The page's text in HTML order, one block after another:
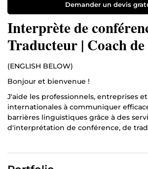
Demander un devis
Interprète de
Traducteur | Coach de
(Ang & Fr)
(ENGLISH BELOW)
Bonjour et bienvenue !
J'aide les professionnels, entreprises
internationales à communiquer
barrières linguistiques grâce à des
d'interprétation de conférence, de
Je suis Dumont, interprète de
traducteur et coach de langues. Depuis